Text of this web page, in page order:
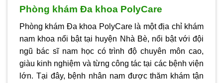
Phòng khám Đa khoa PolyCare
Phòng khám Đa khoa PolyCare là một địa chỉ khám
nam khoa nổi bật tại huyện Nhà Bè, nổi bật với đội
ngũ bác sĩ nam học có trình độ chuyên môn cao,
giàu kinh nghiệm và từng công tác tại các bệnh viện
lớn. Tại đây, bệnh nhân nam được thăm khám tận